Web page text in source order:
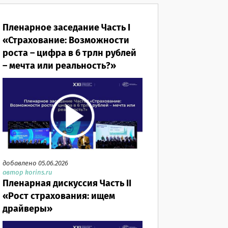
Пленарное заседание Часть I
«Страхование: Возможности
роста – цифра в 6 трлн рублей
– мечта или реальность?»
добавлено 05.06.2026
автор korins.ru
Пленарная дискуссия Часть II
«Рост страхования: ищем
драйверы»